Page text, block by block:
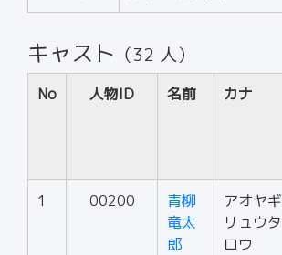
キャスト （32 人）
No 人物ID 名前 カナ
1 00200
青柳
竜太
郎
アオヤギ
リュウタ
ロウ